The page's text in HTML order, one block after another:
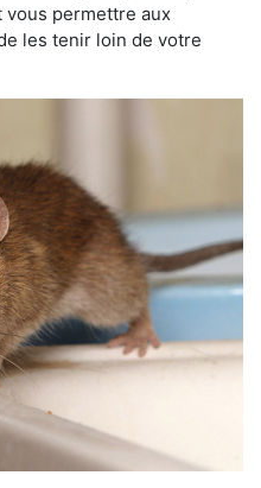
permettre aux
les tenir loin de votre